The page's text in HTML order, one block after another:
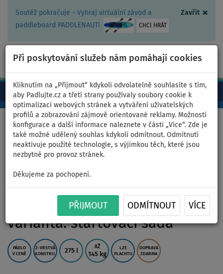
Zavřít ×
Soutěž pokračuje - Vyhraj virtuální závod a
paddleboard PADDLENAUT!
CHCI HRÁT
Při poskytování služeb nám pomáhají cookies
Kliknutím na „Přijmout“ kdykoli odvolatelně souhlasíte s tím,
aby Padlujte.cz a třetí strany používaly soubory cookie k
optimalizaci webových stránek a vytváření uživatelských
profilů a zobrazování zájmově orientované reklamy. Možnosti
konfigurace a další informace naleznete v části „Více“. Zde je
také možné udělený souhlas kdykoli odmítnout. Odmítnutí
neaktivuje použité technologie, s výjimkou těch, které jsou
nezbytné pro provoz stránek.
Děkujeme za pochopení.
PŘIJMOUT ODMÍTNOUT VÍCE
CZ/Kč +420 467 409 090 0ks
Domů >Nafukovací paddleboardy >WindSUP
Paddleboard STX WindSUP
Hybrid Tourer 11'
TEAL/ORANGE - nafukovací -
varianta: startovací sada
PÁDLO
V CENĚ
2-VRSTVÁ
KONSTRU.
275 l
AŽ
145 kg
LZE
PLACHTU
DOPRAVA
ZDARMA